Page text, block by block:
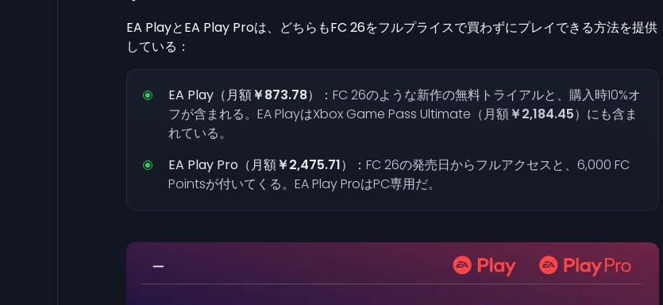
EA PlayとEA Play Proは、どちらもFC 26をフルプライスで買わずにプレイできる方法を提供
している：
EA Play（月額￥873.78）： FC 26のような新作の無料トライアルと、購入時10%オ
フが含まれる。EA PlayはXbox Game Pass Ultimate（月額￥2,184.45）にも含ま
れている。
EA Play Pro（月額￥2,475.71）： FC 26の発売日からフルアクセスと、6,000 FC
Pointsが付いてくる。EA Play ProはPC専用だ。